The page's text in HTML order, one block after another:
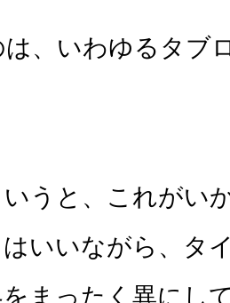
、いわゆるタブ
うと、これがい
いいながら、タ
まったく異にし